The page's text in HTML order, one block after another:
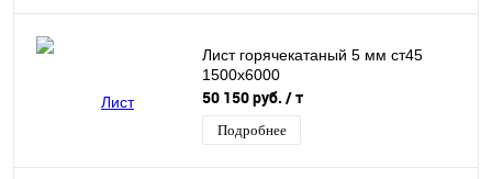
Лист горячекатаный 5 мм ст45
1500х6000
50 150 руб. / т
Подробнее